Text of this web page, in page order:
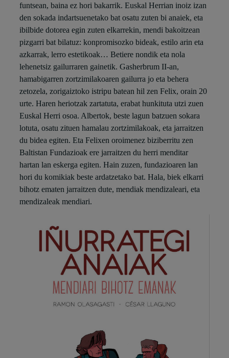
funtsean, baina ez hori bakarrik. Euskal Herrian inoiz izan
den sokada indartsuenetako bat osatu zuten bi anaiek, eta
ibilbide dotorea egin zuten elkarrekin, mendi bakoitzean
pizgarri bat bilatuz: konpromisozko bideak, estilo arin eta
azkarrak, lerro estetikoak… Betiere nondik eta nola
lehenetsiz gailurraren gainetik. Gasherbrum II-an,
hamabigarren zortzimilakoaren gailurra jo eta behera
zetozela, zorigaiztoko istripu batean hil zen Felix, orain 20
urte. Haren heriotzak zartatuta, erabat hunkituta utzi zuen
Euskal Herri osoa. Albertok, beste lagun batzuen sokara
lotuta, osatu zituen hamalau zortzimilakoak, eta jarraitzen
du bidea egiten. Eta Felixen oroimenez biziberritu zen
Baltistan Fundazioak ere jarraitzen du herri menditar
hartan lan eskerga egiten. Hain zuzen, fundazioaren lan
hori du komikiak beste ardatzetako bat. Hala, biek elkarri
bihotz ematen jarraitzen dute, mendiak mendizaleari, eta
mendizaleak mendiari.